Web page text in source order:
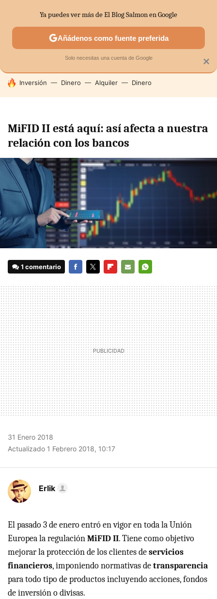
SECTORES ECONOMÍA DOMÉSTICA MERCADOS
HOY SE HABLA DE
Inversión Dinero Alquiler Dinero
MiFID II está aquí: así afecta a nuestra
relación con los bancos
1 comentario
MAIL
31 Enero 2018
Actualizado 1 Febrero 2018, 10:17
Erlik
El pasado 3 de enero entró en vigor en toda la Unión
Europea la regulaciónMiFID II. Tiene como objetivo
mejorar la protección de los clientes deservicios
financieros, imponiendo normativas detransparencia
para todo tipo de productos incluyendo acciones, fondos
de inversión o divisas.
×
Ya puedes ver más de El Blog Salmon en Google
Añádenos como fuente preferida
Solo necesitas una cuenta de Google